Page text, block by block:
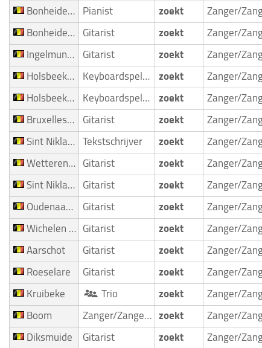
Bonheiden Rijmenam Pianist zoekt
Bonheiden Rijmenam Gitarist zoekt
Ingelmunster Gitarist zoekt
Holsbeek Nieuwrode Keyboardspeler/Toetsenist zoekt
Holsbeek Nieuwrode Keyboardspeler/Toetsenist zoekt
Bruxelles Saint Gilles Gitarist zoekt
Sint Niklaas Tekstschrijver zoekt
Wetteren Massemen Gitarist zoekt
Sint Niklaas Gitarist zoekt
Oudenaarde Gitarist zoekt
Wichelen Schellebelle Gitarist zoekt
Aarschot Gitarist zoekt
Roeselare Gitarist zoekt
Kruibeke Trio zoekt
Boom Zanger/Zangeres zoekt
Diksmuide Gitarist zoekt